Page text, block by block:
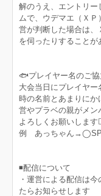
解のうえ、エントリー
ムで、ウデマエ（Ｘ
営が判断した場合は
を伺ったりすることが
🐟プレイヤー名のご
大会当日にプレイヤ
時の名前とあまりに
営やプラベの親がメン
よろしくお願いします
例 あっちゃん
◾️配信について
・運営による配信は
たらお知らせします